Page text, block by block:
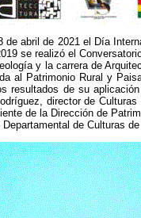
de abril de 2021 el Día
se realizó el
y la carrera de
al Patrimonio Rural y
resultados de su
director de
de la Dirección de
de Culturas